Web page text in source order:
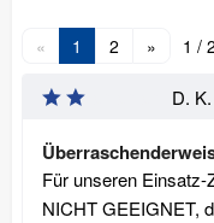
« 1 2 » 1 / 2
D. K.
Für unseren
NICHT GEEIGNET,